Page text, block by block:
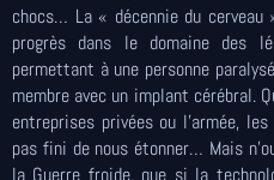
chocs… La « décennie du
progrès dans le domaine des
permettant à une personne
membre avec un implant cérébral.
entreprises privées ou l’armée,
pas fini de nous étonner… Mais
la Guerre froide, que si la